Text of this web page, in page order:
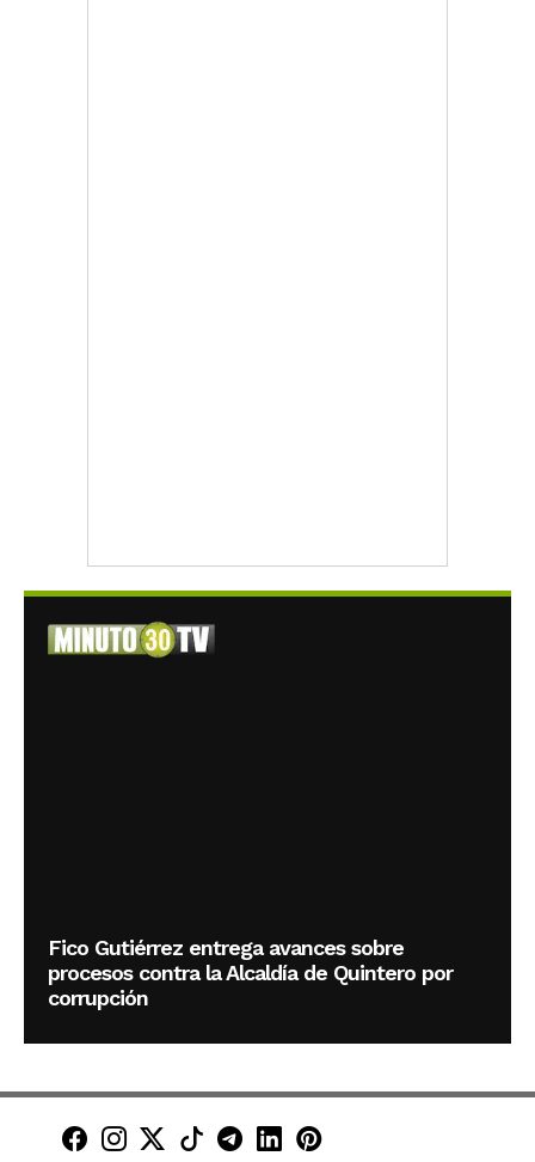
Fico Gutiérrez entrega avances sobre
procesos contra la Alcaldía de Quintero por
corrupción
Minuto30 en Facebook
Minuto30 en Instagram
Minuto30 en X (Twitter)
Minuto30 en TikTok
Canal de Minuto30 en
Minuto30 en LinkedIn
Minuto30 en